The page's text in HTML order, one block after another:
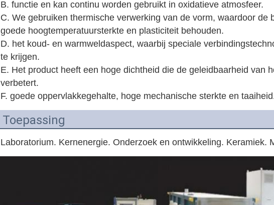
B. functie en kan continu worden gebruikt in oxidatieve atmosfeer.
C. We gebruiken thermische verwerking van de vorm, waardoor de
goede hoogtemperatuursterkte en plasticiteit behouden.
D. het koud- en warmweldaspect, waarbij speciale
te krijgen.
E. Het product heeft een hoge dichtheid die de geleidbaarheid van
verbetert.
F. goede oppervlakkegehalte, hoge mechanische sterkte en
Toepassing
Laboratorium. Kernenergie. Onderzoek en ontwikkeling. Keramiek.